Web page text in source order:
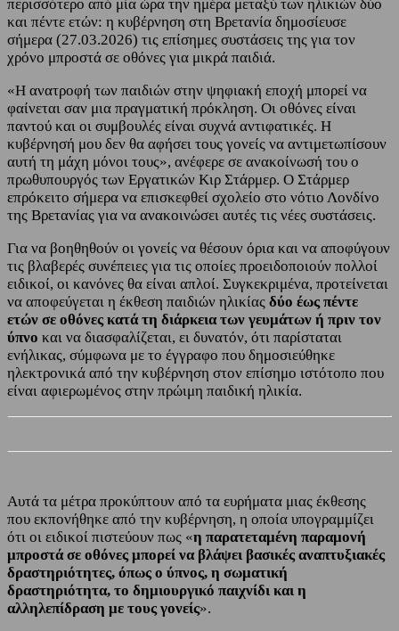
περισσότερο από μία ώρα την ημέρα μεταξύ των ηλικιών δύο
και πέντε ετών: η κυβέρνηση στη Βρετανία δημοσίευσε
σήμερα (27.03.2026) τις επίσημες συστάσεις της για τον
χρόνο μπροστά σε οθόνες για μικρά παιδιά.
«Η ανατροφή των παιδιών στην ψηφιακή εποχή μπορεί να
φαίνεται σαν μια πραγματική πρόκληση. Οι οθόνες είναι
παντού και οι συμβουλές είναι συχνά αντιφατικές. Η
κυβέρνησή μου δεν θα αφήσει τους γονείς να αντιμετωπίσουν
αυτή τη μάχη μόνοι τους», ανέφερε σε ανακοίνωσή του ο
πρωθυπουργός των Εργατικών Κιρ Στάρμερ. Ο Στάρμερ
επρόκειτο σήμερα να επισκεφθεί σχολείο στο νότιο Λονδίνο
της Βρετανίας για να ανακοινώσει αυτές τις νέες συστάσεις.
Για να βοηθηθούν οι γονείς να θέσουν όρια και να αποφύγουν
τις βλαβερές συνέπειες για τις οποίες προειδοποιούν πολλοί
ειδικοί, οι κανόνες θα είναι απλοί. Συγκεκριμένα, προτείνεται
να αποφεύγεται η έκθεση παιδιών ηλικίας δύο έως πέντε
ετών σε οθόνες κατά τη διάρκεια των γευμάτων ή πριν τον
ύπνο και να διασφαλίζεται, ει δυνατόν, ότι παρίσταται
ενήλικας, σύμφωνα με το έγγραφο που δημοσιεύθηκε
ηλεκτρονικά από την κυβέρνηση στον επίσημο ιστότοπο που
είναι αφιερωμένος στην πρώιμη παιδική ηλικία.
Αυτά τα μέτρα προκύπτουν από τα ευρήματα μιας έκθεσης
που εκπονήθηκε από την κυβέρνηση, η οποία υπογραμμίζει
ότι οι ειδικοί πιστεύουν πως «η παρατεταμένη παραμονή
μπροστά σε οθόνες μπορεί να βλάψει βασικές αναπτυξιακές
δραστηριότητες, όπως ο ύπνος, η σωματική
δραστηριότητα, το δημιουργικό παιχνίδι και η
αλληλεπίδραση με τους γονείς».